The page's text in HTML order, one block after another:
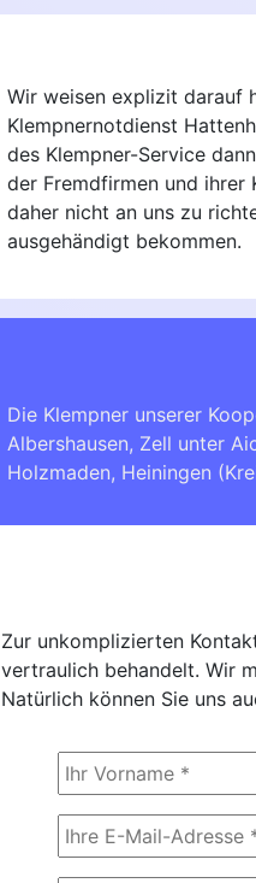
Wir weisen explizit darauf
Klempnernotdienst
des Klempner-Service
der Fremdfirmen und
daher nicht an uns zu
ausgehändigt bekommen.
Die Klempner unserer
Albershausen, Zell unter
Holzmaden, Heiningen
Zur unkomplizierten
vertraulich behandelt. Wir
Natürlich können Sie uns